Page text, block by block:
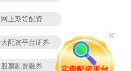
网上期货配资
配资平台证券
股票融资融券